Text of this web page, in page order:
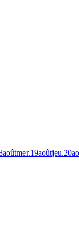
aoûtmer.19aoûtjeu.20